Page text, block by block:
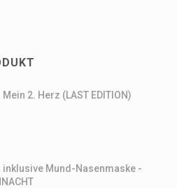
2. Herz (LAST EDITION)
inklusive Mund-Nasenmaske -